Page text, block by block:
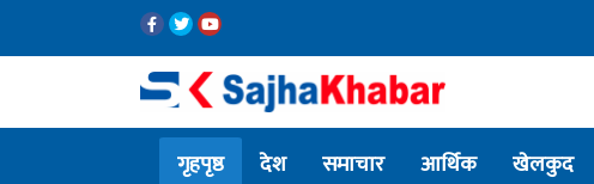
गृहपृष्ठ देश समाचार आर्थिक खेलकुद